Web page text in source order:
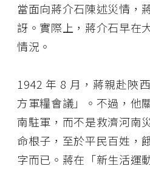
當面向蔣介石陳述災情，
訝。實際上，蔣介石早在
情況。
1942 年 8 月，蔣親赴陝
方軍糧會議」。不過，他
南駐軍，而不是救濟河南
命根子，至於平民百姓，
字而已。蔣在「新生活運